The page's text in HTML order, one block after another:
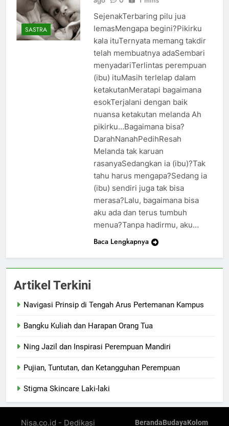
SASTRA
SejenakTerbaring pilu jua
lemasMengapa begini?Pikirku
kala ituTernyata memang takdir
telah membuatnya adaSembari
menyadariTerlintas perempuan
(ibu) ituMasih terlelap dalam
ketakutanMeratapi bagaimana
esokTerjalani dengan baik
nuansa ketakutan melanda Ah
pikirku…Bagaimana bisa?
DarahNanahPedihResah
Melanda tak karuan
rasanyaSedangkan ia (ibu)?Tak
tahu harus mengapa?Sedang ia
(ibu) sendiri juga tak bisa
merasa?Lalu, bagaimana bisa
aku ada dan terus tumbuh
menua?Tanpa hadirmu, aku…
Baca Lengkapnya
Artikel Terkini
Navigasi Prinsip di Tengah Arus Pertemanan Kampus
Bangku Kuliah dan Harapan Orang Tua
Ning Jazil dan Inspirasi Perempuan Mandiri
Pujian, Tuntutan, dan Ketangguhan Perempuan
Stigma Skincare Laki-laki
Nisa.co.id - Dedikasi BerandaBudayaKolom